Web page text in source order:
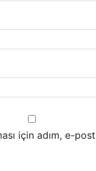
için adım, e-